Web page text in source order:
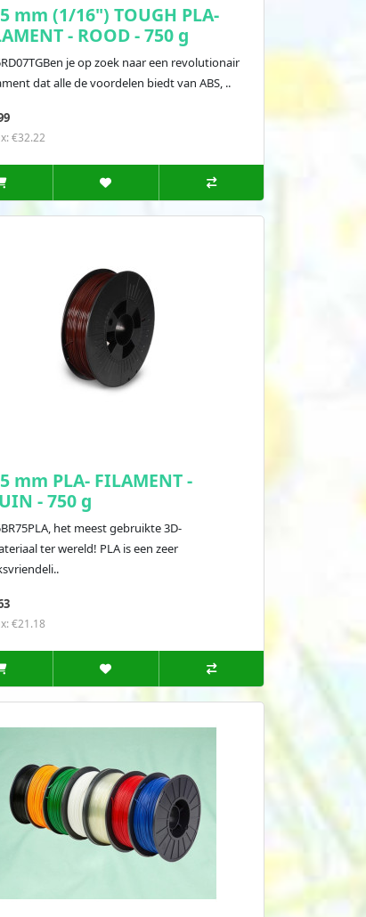
mm (1/16") TOUGH PLA-
- ROOD - 750 g
je op zoek naar een revolutionair
dat alle de voordelen biedt van ABS, ..
€32.22
mm PLA- FILAMENT -
- 750 g
het meest gebruikte 3D-
ter wereld! PLA is een zeer
€21.18